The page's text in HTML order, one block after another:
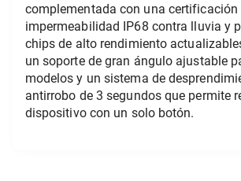
complementada con una certificación
impermeabilidad IP68 contra lluvia y
chips de alto rendimiento
un soporte de gran ángulo ajustable
modelos y un sistema de
antirrobo de 3 segundos que permite
dispositivo con un solo botón.